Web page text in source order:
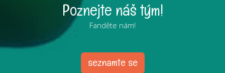
Poznejte náš tým!
Fanděte nám!
seznamte se